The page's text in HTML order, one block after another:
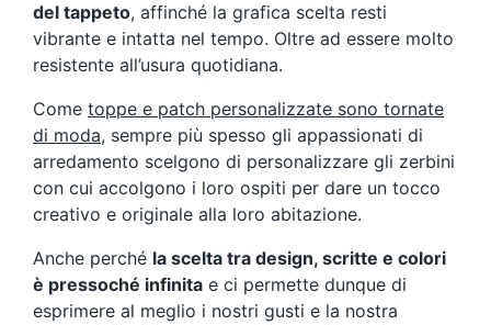
del tappeto, affinché la grafica scelta resti
vibrante e intatta nel tempo. Oltre ad essere molto
resistente all’usura quotidiana.
Come toppe e patch personalizzate sono tornate
di moda, sempre più spesso gli appassionati di
arredamento scelgono di personalizzare gli zerbini
con cui accolgono i loro ospiti per dare un tocco
creativo e originale alla loro abitazione.
Anche perché la scelta tra design, scritte e colori
è pressoché infinita e ci permette dunque di
esprimere al meglio i nostri gusti e la nostra